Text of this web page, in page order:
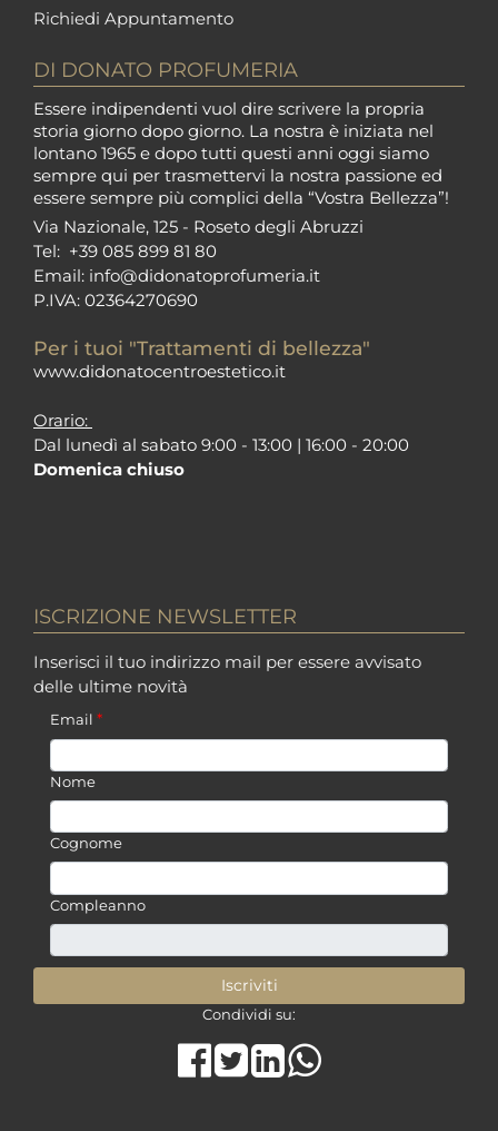
Richiedi Appuntamento
DI DONATO PROFUMERIA
Essere indipendenti vuol dire scrivere la propria
storia giorno dopo giorno. La nostra è iniziata nel
lontano 1965 e dopo tutti questi anni oggi siamo
sempre qui per trasmettervi la nostra passione ed
essere sempre più complici della “Vostra Bellezza”!
Via Nazionale, 125 - Roseto degli Abruzzi
Tel: +39 085 899 81 80
Email: info@didonatoprofumeria.it
P.IVA: 02364270690
Per i tuoi "Trattamenti di bellezza"
www.didonatocentroestetico.it
Orario:
Dal lunedì al sabato 9:00 - 13:00 | 16:00 - 20:00
Domenica chiuso
ISCRIZIONE NEWSLETTER
Inserisci il tuo indirizzo mail per essere avvisato
delle ultime novità
Email *
Nome
Cognome
Compleanno
Condividi su:
Share on Facebook
TweetShare on LinkedIn